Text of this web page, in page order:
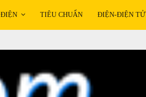
ĐIỆN TIÊU CHUẨN ĐIỆN-ĐIỆN TỬ